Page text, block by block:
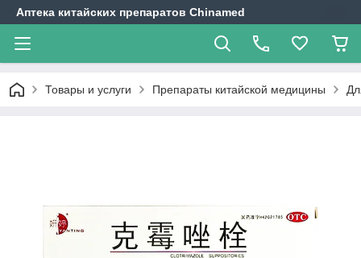
Аптека китайских препаратов Chinamed
Товары и услуги Препараты китайской медицины